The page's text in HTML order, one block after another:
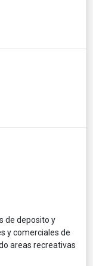
de deposito y
y comerciales de
areas recreativas